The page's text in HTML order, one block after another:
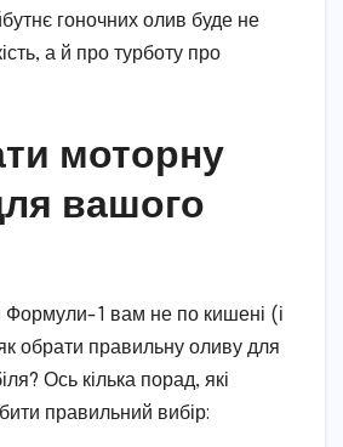
гоночних олив буде не
а й про турботу про
моторну
вашого
1 вам не по кишені (і
обрати правильну оливу для
Ось кілька порад, які
правильний вибір: